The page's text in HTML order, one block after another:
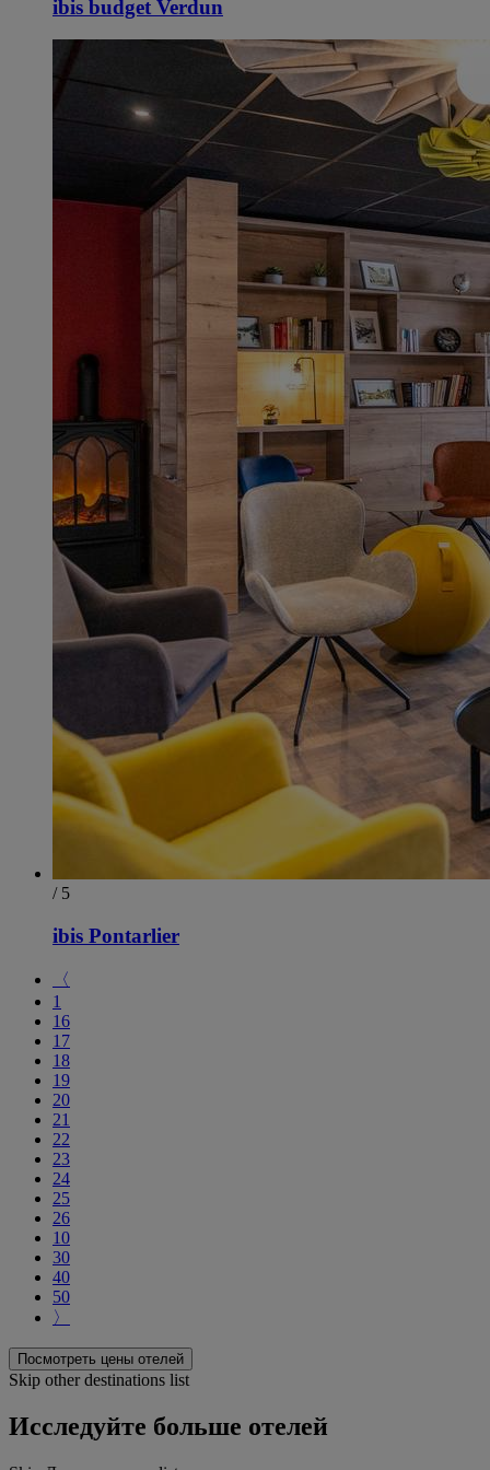
ibis budget Verdun
/ 5
ibis Pontarlier
〈
1
16
17
18
19
20
21
22
23
24
25
26
10
30
40
50
〉
Посмотреть цены отелей
Skip other destinations list
Исследуйте больше отелей